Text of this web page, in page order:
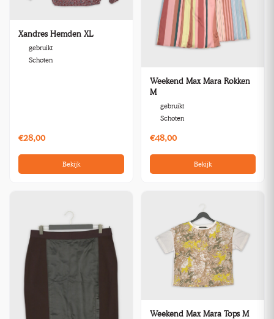
Xandres Hemden XL
gebruikt
Schoten
€28,00
Bekijk
Weekend Max Mara Rokken
M
gebruikt
Schoten
€48,00
Bekijk
Weekend Max Mara Tops M